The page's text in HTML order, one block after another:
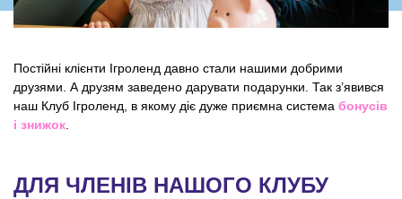
Постійні клієнти Ігроленд давно стали нашими добрими
друзями. А друзям заведено дарувати подарунки. Так з’явився
наш Клуб Ігроленд, в якому діє дуже приємна система бонусів
і знижок
ДЛЯ ЧЛЕНІВ НАШОГО КЛУБУ